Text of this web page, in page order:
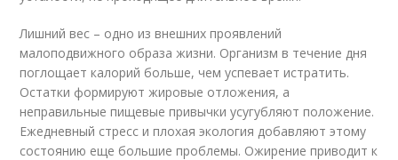
Лишний вес – одно из внешних проявлений
малоподвижного образа жизни. Организм в течение дня
поглощает калорий больше, чем успевает истратить.
Остатки формируют жировые отложения, а
неправильные пищевые привычки усугубляют положение.
Ежедневный стресс и плохая экология добавляют этому
состоянию еще большие проблемы. Ожирение приводит к